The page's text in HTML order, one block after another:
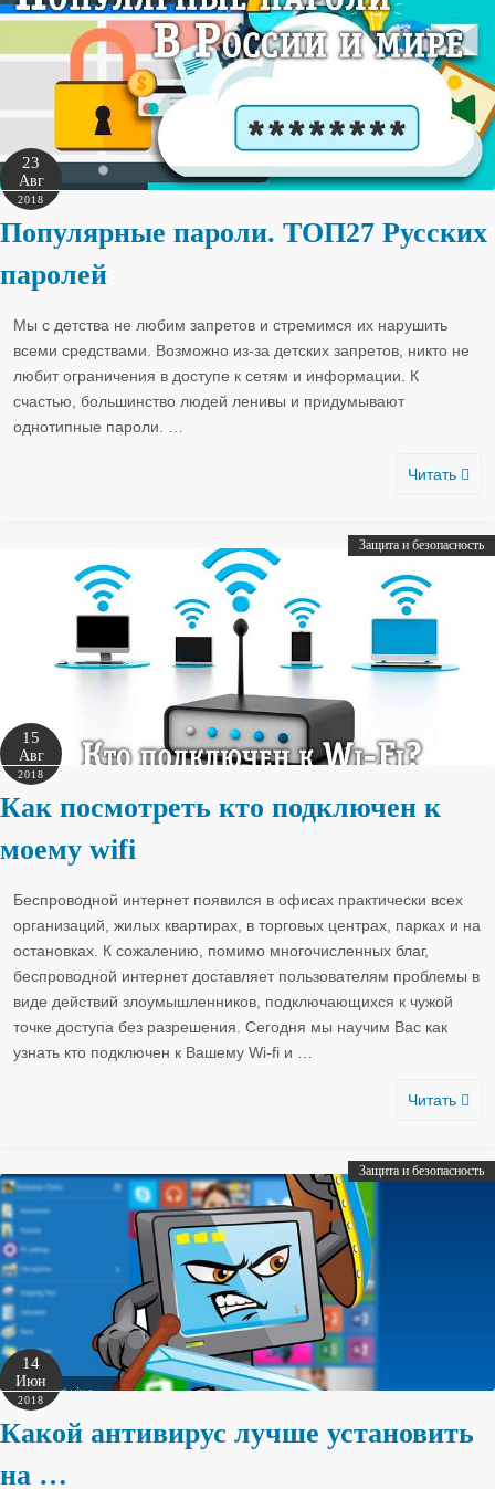
23
Авг
2018
Популярные пароли. ТОП27 Русских
паролей
Мы с детства не любим запретов и стремимся их нарушить
всеми средствами. Возможно из-за детских запретов, никто не
любит ограничения в доступе к сетям и информации. К
счастью, большинство людей ленивы и придумывают
однотипные пароли.
Читать
Защита и безопасность
15
Авг
2018
Как посмотреть кто подключен к
моему wifi
Беспроводной интернет появился в офисах практически всех
организаций, жилых квартирах, в торговых центрах, парках и на
остановках. К сожалению, помимо многочисленных благ,
беспроводной интернет доставляет пользователям проблемы в
виде действий злоумышленников, подключающихся к чужой
точке доступа без разрешения. Сегодня мы научим Вас как
узнать кто подключен к Вашему Wi-fi и
Читать
Защита и безопасность
14
Июн
2018
Какой антивирус лучше установить
на …